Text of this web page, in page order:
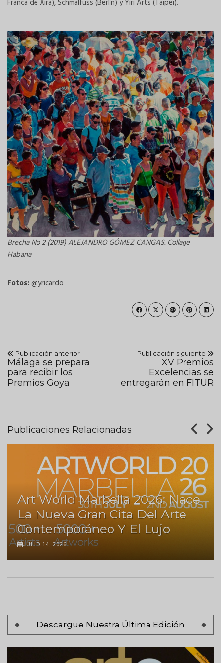
Franca de Xira), Schmalfuss (Berlín) y Yiri Arts (Taipei).
Brecha No 2 (2019) ALEJANDRO GÓMEZ CANGAS. Collage
Habana
Fotos:@yricardo
Publicación anterior
Málaga se prepara
para recibir los
Premios Goya
Publicación siguiente
XV Premios
Excelencias se
entregarán en FITUR
Publicaciones Relacionadas
Art World Marbella 2026: Nace
La Nueva Gran Cita Del Arte
Contemporáneo Y El Lujo
JULIO 14, 2026
Descargue Nuestra Última Edición
Paginación